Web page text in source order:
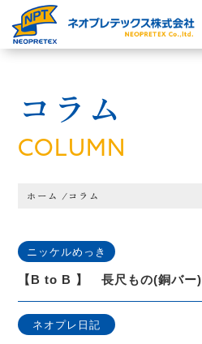
コラム
COLUMN
ホーム /コラム
ニッケルめっき
【B to B 】 長尺もの(銅バー)
ネオプレ日記